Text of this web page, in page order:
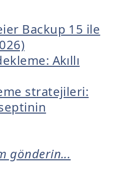
Backup 15 ile
Akıllı
stratejileri:
gönderin...